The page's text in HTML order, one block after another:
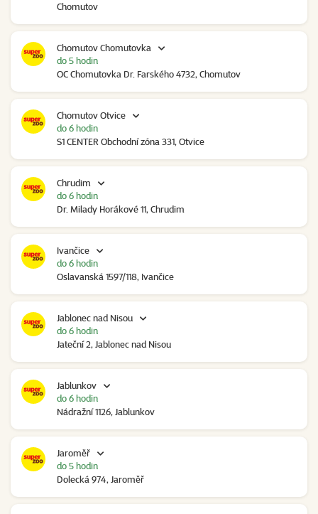
Chomutov
Chomutov Chomutovka
OC Chomutovka Dr. Farského 4732, Chomutov
do 5 hodin
Chomutov Otvice
S1 CENTER Obchodní zóna 331, Otvice
do 6 hodin
Chrudim
Dr. Milady Horákové 11, Chrudim
do 6 hodin
Ivančice
Oslavanská 1597/118, Ivančice
do 6 hodin
Jablonec nad Nisou
Jateční 2, Jablonec nad Nisou
do 6 hodin
Jablunkov
Nádražní 1126, Jablunkov
do 6 hodin
Jaroměř
Dolecká 974, Jaroměř
do 5 hodin